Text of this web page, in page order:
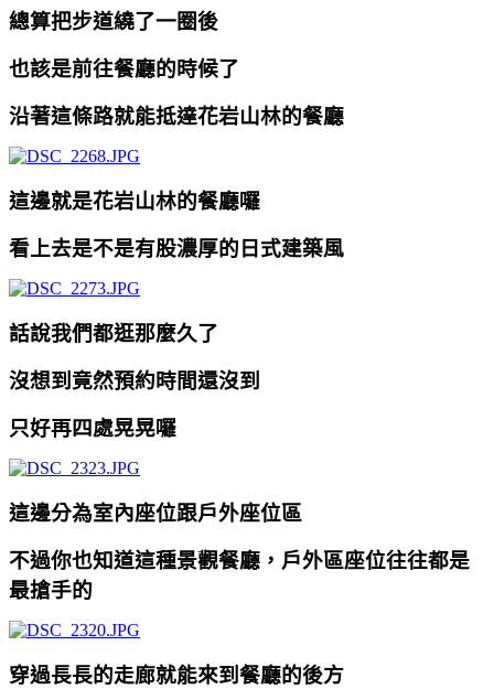
總算把步道繞了一圈後
也該是前往餐廳的時候了
沿著這條路就能抵達花岩山林的餐廳
這邊就是花岩山林的餐廳囉
看上去是不是有股濃厚的日式建築風
話說我們都逛那麼久了
沒想到竟然預約時間還沒到
只好再四處晃晃囉
這邊分為室內座位跟戶外座位區
不過你也知道這種景觀餐廳，戶外區座位往往都是
最搶手的
穿過長長的走廊就能來到餐廳的後方